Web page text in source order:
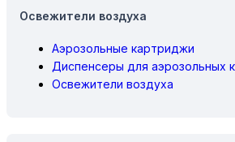
Освежители воздуха
Аэрозольные картриджи
Диспенсеры для аэрозольных
Освежители воздуха